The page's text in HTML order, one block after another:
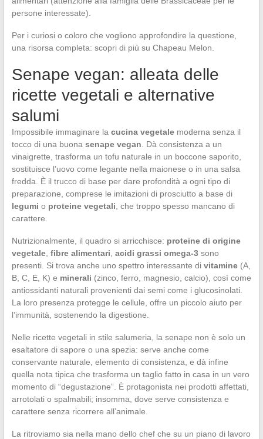
persone interessate).
Per i curiosi o coloro che vogliono approfondire la questione,
una risorsa completa: scopri di più su Chapeau Melon.
Senape vegan: alleata delle
ricette vegetali e alternative
salumi
Impossibile immaginare la cucina vegetalemoderna senza il
tocco di una buona senape vegan . Dà consistenza a un
vinaigrette, trasforma un tofu naturale in un boccone saporito,
sostituisce l’uovo come legante nella maionese o in una salsa
fredda. È il trucco di base per dare profondità a ogni tipo di
preparazione, comprese le imitazioni di prosciutto a base di
legumi o proteine vegetali , che troppo spesso mancano di
carattere.
Nutrizionalmente, il quadro si arricchisce: proteine di origine
vegetale, fibre alimentari acidi grassi omega-3sono
presenti. Si trova anche uno spettro interessante di vitamine(A,
B, C, E, K) e minerali (zinco, ferro, magnesio, calcio), così come
antiossidanti naturali provenienti dai semi come i glucosinolati.
La loro presenza protegge le cellule, offre un piccolo aiuto per
l’immunità, sostenendo la digestione.
Nelle ricette vegetali in stile salumeria, la senape non è solo un
esaltatore di sapore o una spezia: serve anche come
conservante naturale, elemento di consistenza, e dà infine
quella nota tipica che trasforma un taglio fatto in casa in un vero
momento di “degustazione”. È protagonista nei prodotti affettati,
arrotolati o spalmabili; insomma, dove serve consistenza e
carattere senza ricorrere all’animale.
La ritroviamo sia nella mano dello chef che su un piano di lavoro